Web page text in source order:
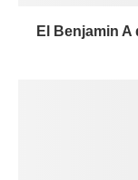
El Benjamin A